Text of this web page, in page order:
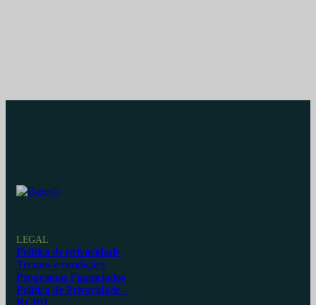
LEGAL
Política de privacidade
Termos e condições
Programas Financiados
Política de Privacidade –
RGPD